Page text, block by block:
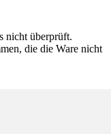
nicht überprüft.
die die Ware nicht